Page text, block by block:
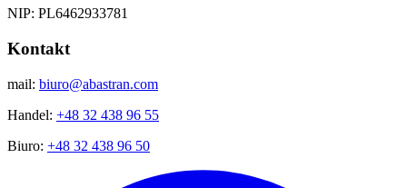
NIP: PL6462933781
Kontakt
mail: biuro@abastran.com
Handel: +48 32 438 96 55
Biuro: +48 32 438 96 50